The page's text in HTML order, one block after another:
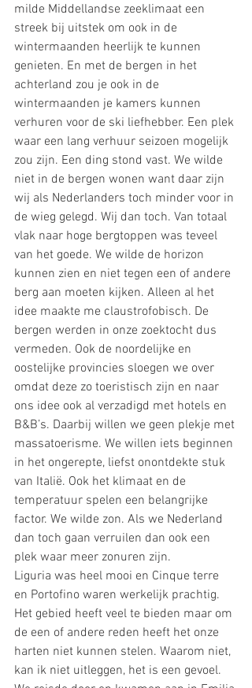
milde Middellandse zeeklimaat een
streek bij uitstek om ook in de
wintermaanden heerlijk te kunnen
genieten. En met de bergen in het
achterland zou je ook in de
wintermaanden je kamers kunnen
verhuren voor de ski liefhebber. Een plek
waar een lang verhuur seizoen mogelijk
zou zijn. Een ding stond vast. We wilde
niet in de bergen wonen want daar zijn
wij als Nederlanders toch minder voor in
de wieg gelegd. Wij dan toch. Van totaal
vlak naar hoge bergtoppen was teveel
van het goede. We wilde de horizon
kunnen zien en niet tegen een of andere
berg aan moeten kijken. Alleen al het
idee maakte me claustrofobisch. De
bergen werden in onze zoektocht dus
vermeden. Ook de noordelijke en
oostelijke provincies sloegen we over
omdat deze zo toeristisch zijn en naar
ons idee ook al verzadigd met hotels en
B&B’s. Daarbij willen we geen plekje met
massatoerisme. We willen iets beginnen
in het ongerepte, liefst onontdekte stuk
van Italië. Ook het klimaat en de
temperatuur spelen een belangrijke
factor. We wilde zon. Als we Nederland
dan toch gaan verruilen dan ook een
plek waar meer zonuren zijn.
Liguria was heel mooi en Cinque terre
en Portofino waren werkelijk prachtig.
Het gebied heeft veel te bieden maar om
de een of andere reden heeft het onze
harten niet kunnen stelen. Waarom niet,
kan ik niet uitleggen, het is een gevoel.